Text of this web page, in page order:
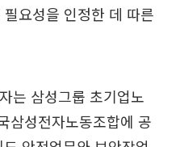
요성을 인정한 데 따른
는 삼성그룹 초기업노
삼성전자노동조합에 공